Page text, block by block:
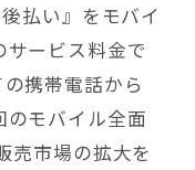
払い』をモバイ
ービス料金で
携帯電話から
のモバイル全面
売市場の拡大を